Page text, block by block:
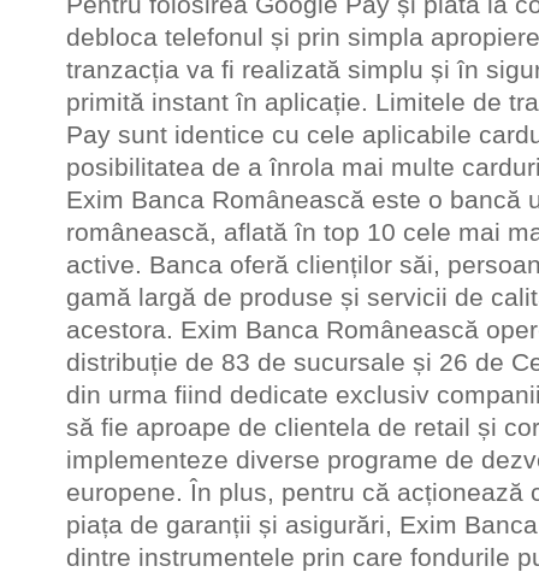
debloca telefonul și prin simpla
tranzacția va fi realizată simplu și în
primită instant în aplicație. Limitele de
Pay sunt identice cu cele aplicabile
posibilitatea de a înrola mai multe
Exim Banca Românească este o bancă
românească, aflată în top 10 cele mai
active. Banca oferă clienților săi,
gamă largă de produse și servicii de
acestora. Exim Banca Românească
distribuție de 83 de sucursale și 26 de
din urma fiind dedicate exclusiv
să fie aproape de clientela de retail și
implementeze diverse programe de
europene. În plus, pentru că acționează
piața de garanții și asigurări, Exim
dintre instrumentele prin care fondurile